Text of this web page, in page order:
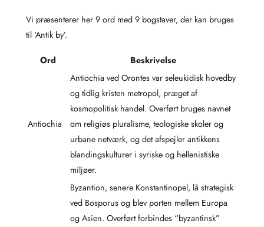
Vi præsenterer her 9 ord med 9 bogstaver, der kan bruges
til ‘Antik by’.
Ord Beskrivelse
Antiochia
Antiochia ved Orontes var seleukidisk hovedby
og tidlig kristen metropol, præget af
kosmopolitisk handel. Overført bruges navnet
om religiøs pluralisme, teologiske skoler og
urbane netværk, og det afspejler antikkens
blandingskulturer i syriske og hellenistiske
miljøer.
Byzantion, senere Konstantinopel, lå strategisk
ved Bosporus og blev porten mellem Europa
og Asien. Overført forbindes “byzantinsk”